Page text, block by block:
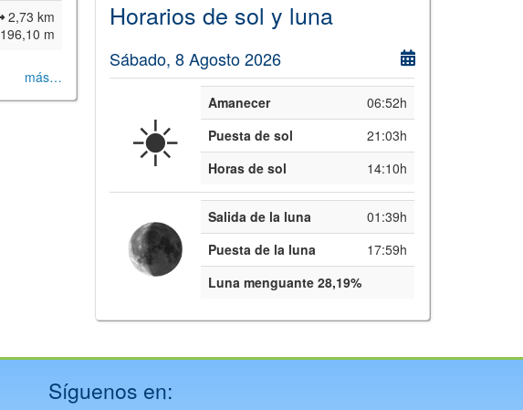
2,73 km
196,10 m
más…
Horarios de sol y luna
Sábado, 8 Agosto 2026
☀️ Amanecer
06:52h
Puesta de sol
21:03h
Horas de sol
14:10h
Salida de la luna
01:39h
Puesta de la luna
17:59h
Luna menguante 28,19%
Síguenos en: